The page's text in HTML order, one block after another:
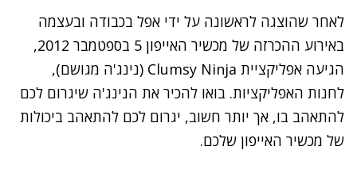
לאחר שהוצגה לראשונה על ידי אפל בכבודה ובעצמה
באירוע ההכרזה של מכשיר האייפון 5 בספטמבר 2012,
הגיעה אפליקציית
(נינג'ה מגושם),
לחנות האפליקציות. בואו להכיר את הנינג'ה שיגרום לכם
להתאהב בו, אך יותר חשוב, יגרום לכם להתאהב ביכולות
של מכשיר האייפון שלכם.